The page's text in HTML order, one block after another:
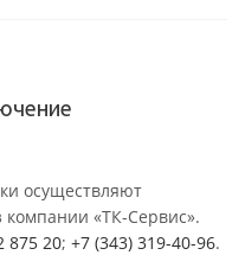
осуществляют
«ТК-Сервис».
875 20; +7 (343) 319-40-96.